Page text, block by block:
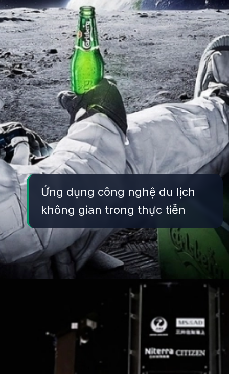
Ứng dụng công nghệ du lịch
không gian trong thực tiễn
https://yeukhoahoc.edu.vn/cong-nghe-du-lich-khong-gian